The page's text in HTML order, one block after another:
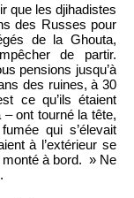
que les djihadistes
des Russes pour
de la Ghouta,
de partir.
pensions jusqu’à
des ruines, à 30
ce qu’ils étaient
ont tourné la tête,
qui s’élevait
à l’extérieur se
à bord. » Ne